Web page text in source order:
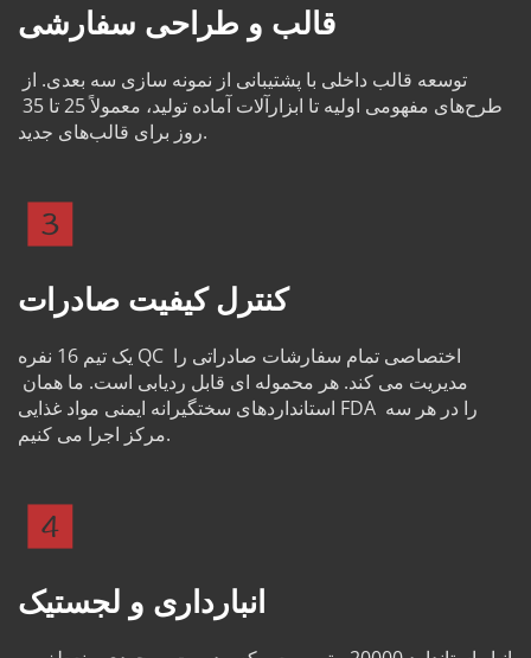
قالب و طراحی سفارشی
روز برای قالب‌های جدید.
کنترل کیفیت صادرات
یک تیم 16 نفره QC اختصاصی تمام سفارشات صادراتی را
استانداردهای سختگیرانه ایمنی مواد غذایی FDA را در هر سه
مرکز اجرا می کنیم.
انبارداری و لجستیک